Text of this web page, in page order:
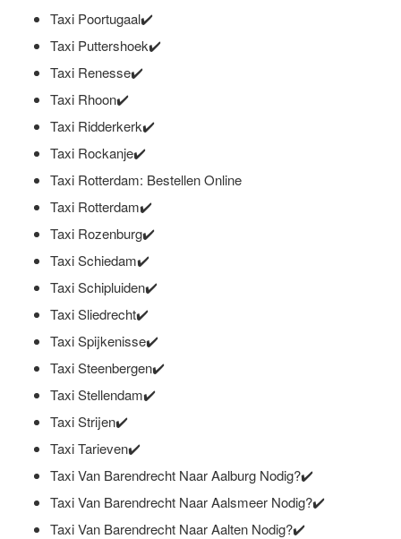
Taxi Poortugaal✔️
Taxi Puttershoek✔️
Taxi Renesse✔️
Taxi Rhoon✔️
Taxi Ridderkerk✔️
Taxi Rockanje✔️
Taxi Rotterdam: Bestellen Online
Taxi Rotterdam✔️
Taxi Rozenburg✔️
Taxi Schiedam✔️
Taxi Schipluiden✔️
Taxi Sliedrecht✔️
Taxi Spijkenisse✔️
Taxi Steenbergen✔️
Taxi Stellendam✔️
Taxi Strijen✔️
Taxi Tarieven✔️
Taxi Van Barendrecht Naar Aalburg Nodig?✔️
Taxi Van Barendrecht Naar Aalsmeer Nodig?✔️
Taxi Van Barendrecht Naar Aalten Nodig?✔️